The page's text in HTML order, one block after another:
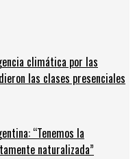
climática por las
las clases presenciales
“Tenemos la
naturalizada”